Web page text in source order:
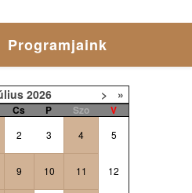
Programjaink
2026 > »
Cs P Szo
V
2 3 4 5
9 10 11 12